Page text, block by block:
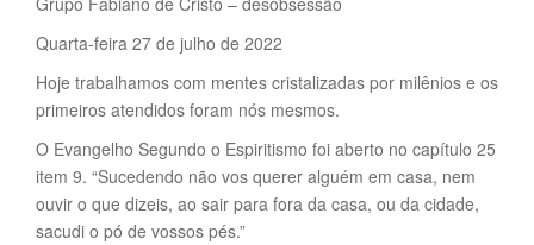
Quarta-feira 27 de julho de 2022
Hoje trabalhamos com mentes cristalizadas por milênios e os
primeiros atendidos foram nós mesmos.
O Evangelho Segundo o Espiritismo foi aberto no capítulo 25
item 9. “Sucedendo não vos querer alguém em casa, nem
ouvir o que dizeis, ao sair para fora da casa, ou da cidade,
sacudi o pó de vossos pés.”